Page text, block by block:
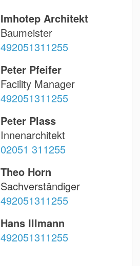
Imhotep Architekt
Baumeister
492051311255
Peter Pfeifer
Facility Manager
492051311255
Peter Plass
Innenarchitekt
02051 311255
Theo Horn
Sachverständiger
492051311255
Hans Illmann
492051311255